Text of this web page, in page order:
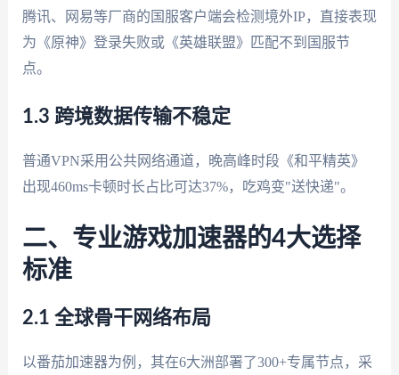
腾讯、网易等厂商的国服客户端会检测境外IP，直接表现
为《原神》登录失败或《英雄联盟》匹配不到国服节
点。
1.3 跨境数据传输不稳定
普通VPN采用公共网络通道，晚高峰时段《和平精英》
出现460ms卡顿时长占比可达37%，吃鸡变"送快递"。
二、专业游戏加速器的4大选择
标准
2.1 全球骨干网络布局
以番茄加速器为例，其在6大洲部署了300+专属节点，采